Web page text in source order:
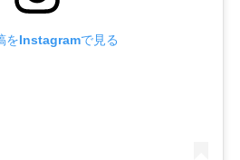
をInstagramで見る